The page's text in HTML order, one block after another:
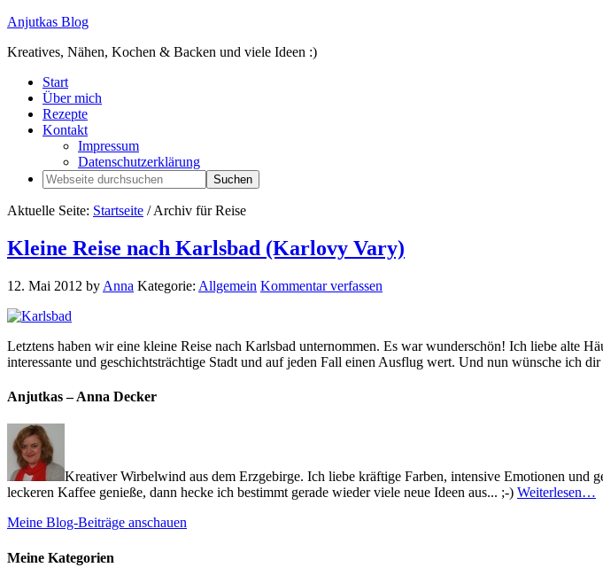
Anjutkas Blog
Kreatives, Nähen, Kochen & Backen und viele Ideen :)
Start
Über mich
Rezepte
Kontakt
Impressum
Datenschutzerklärung
Aktuelle Seite: Startseite /Archiv für Reise
Kleine Reise nach Karlsbad (Karlovy Vary)
12. Mai 2012 by Anna Kategorie: Allgemein Kommentar verfassen
Letztens haben wir eine kleine Reise nach Karlsbad unternommen. Es war wunderschön! Ich liebe alte
interessante und geschichtsträchtige Stadt und auf jeden Fall einen Ausflug wert. Und nun wünsche ich
Anjutkas – Anna Decker
Kreativer Wirbelwind aus dem Erzgebirge. Ich liebe kräftige Farben, intensive Emotionen und
leckeren Kaffee genieße, dann hecke ich bestimmt gerade wieder viele neue Ideen aus... ;-) Weiterlesen…
Meine Blog-Beiträge anschauen
Meine Kategorien